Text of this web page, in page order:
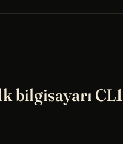
bilgisayarı CL1